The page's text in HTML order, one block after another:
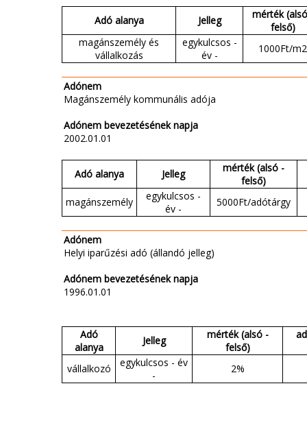
Adó alanya Jelleg
mérték
felső)
magánszemély és
vállalkozás
egykulcsos -
év -
1000Ft/m2
Adónem
Magánszemély kommunális adója
Adónem bevezetésének napja
2002.01.01
Adó alanya Jelleg
mérték (alsó -
felső)
magánszemély
egykulcsos -
év -
5000Ft/adótárgy
Adónem
Helyi iparűzési adó (állandó jelleg)
Adónem bevezetésének napja
1996.01.01
Adó
alanya
Jelleg
mérték (alsó -
felső)
vállalkozó
egykulcsos - év
-
2%